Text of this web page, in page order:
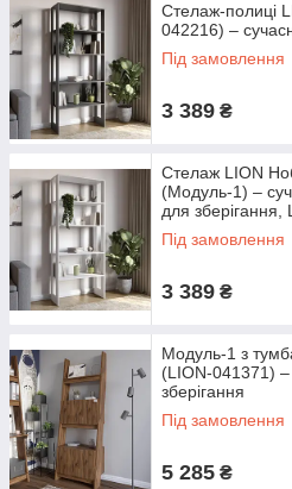
Стелаж-полиці
042216) –
Під замовлення
3 389 ₴
Стелаж LION
(Модуль-1) –
для зберігання,
Під замовлення
3 389 ₴
Модуль-1 з
(LION-041371)
зберігання
Під замовлення
5 285 ₴